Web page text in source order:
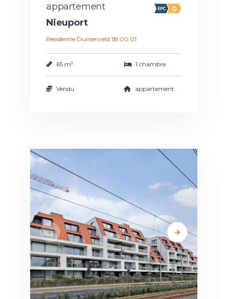
appartement
Nieuport
Residentie Duinenveld 1B 00.01
65 m² 1 chambre
Vendu appartement